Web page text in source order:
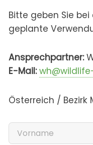
Bitte geben Sie
geplante
Ansprechpartner:
E-Mail:
Österreich / Bezirk